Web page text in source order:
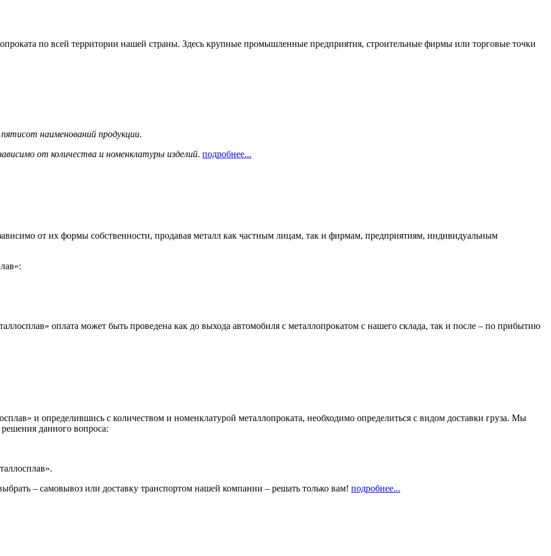
по всей территории нашей страны. Здесь крупные промышленные предприятия, строительные фирмы или торговые точки
пятисот наименований продукции.
от количества и номенклатуры изделий. подробнее...
от их формы собственности, продавая металл как частным лицам, так и фирмам, предприятиям, индивидуальным
оплата может быть проведена как до выхода автомобиля с металлопрокатом с нашего склада, так и после – по прибытию
и определившись с количеством и номенклатурой металлопроката, необходимо определиться с видом доставки груза. Мы
данного вопроса:
– самовывоз или доставку транспортом нашей компании – решать только вам! подробнее...